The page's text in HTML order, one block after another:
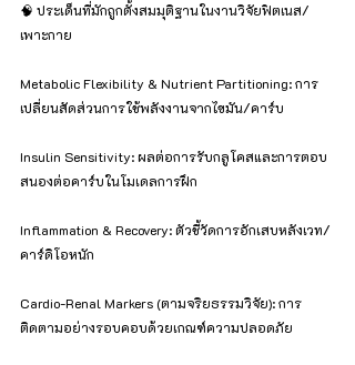
🧠 ประเด็นที่มักถูกตั้งสมมุติฐานในงานวิจัยฟิตเนส/
เพาะกาย
Metabolic Flexibility & Nutrient Partitioning: การ
เปลี่ยนสัดส่วนการใช้พลังงานจากไขมัน/คาร์บ
Insulin Sensitivity: ผลต่อการรับกลูโคสและการตอบ
สนองต่อคาร์บในโมเดลการฝึก
Inflammation & Recovery: ตัวชี้วัดการอักเสบหลังเวท/
คาร์ดิโอหนัก
Cardio-Renal Markers (ตามจริยธรรมวิจัย): การ
ติดตามอย่างรอบคอบด้วยเกณฑ์ความปลอดภัย